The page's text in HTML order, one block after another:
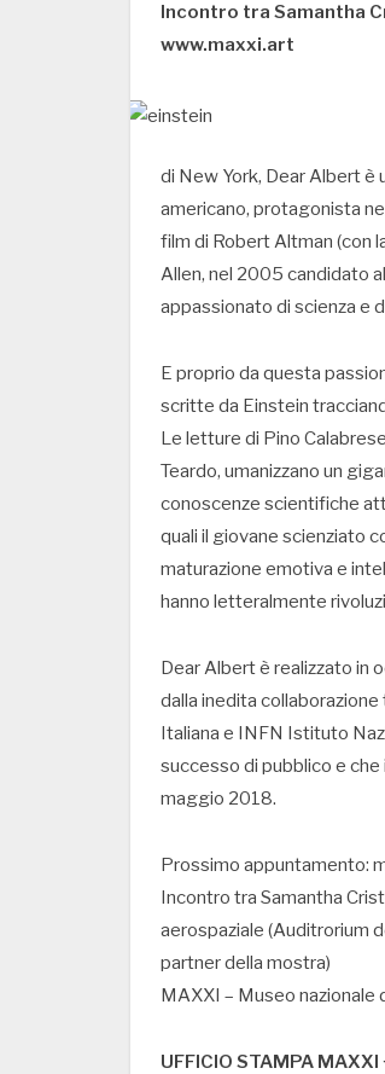
Incontro tra Samantha
www.maxxi.art
di New York, Dear Albert
americano, protagonista
film di Robert Altman (con
Allen, nel 2005 candidato
appassionato di scienza e
E proprio da questa
scritte da Einstein
Le letture di Pino
Teardo, umanizzano un
conoscenze scientifiche
quali il giovane scienziato
maturazione emotiva e
hanno letteralmente
Dear Albert è realizzato in
dalla inedita
Italiana e INFN Istituto
successo di pubblico e
maggio 2018.
Prossimo appuntamento:
Incontro tra Samantha
aerospaziale (Auditrorium
partner della mostra)
MAXXI – Museo
UFFICIO STAMPA